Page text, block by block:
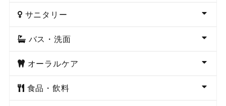
サニタリー
バス・洗面
オーラルケア
食品・飲料